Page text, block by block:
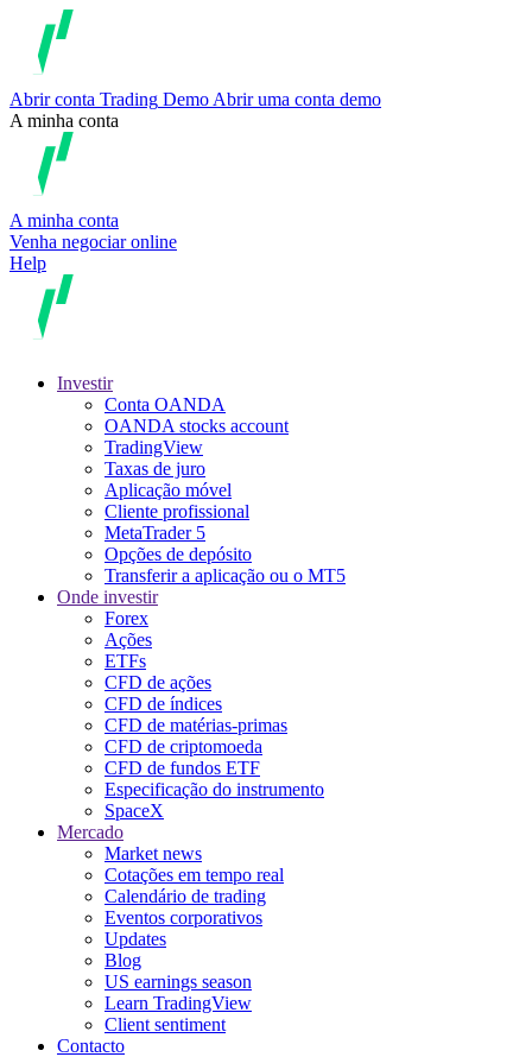
Abrir conta Trading Demo Abrir uma conta demo
A minha conta
A minha conta
Venha negociar online
Help
Investir
Conta OANDA
OANDA stocks account
TradingView
Taxas de juro
Aplicação móvel
Cliente profissional
MetaTrader 5
Opções de depósito
Transferir a aplicação ou o MT5
Onde investir
Forex
Ações
ETFs
CFD de ações
CFD de índices
CFD de matérias-primas
CFD de criptomoeda
CFD de fundos ETF
Especificação do instrumento
SpaceX
Mercado
Market news
Cotações em tempo real
Calendário de trading
Eventos corporativos
Updates
Blog
US earnings season
Learn TradingView
Client sentiment
Contacto